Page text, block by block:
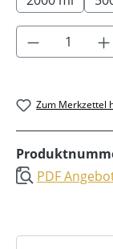
Produkt
Zum Merkzettel
PDF